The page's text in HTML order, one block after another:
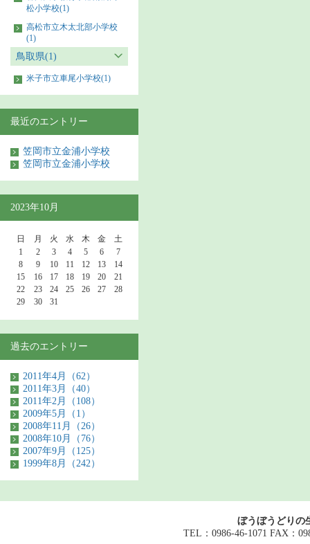
松小学校(1)
高松市立木太北部小学校
(1)
鳥取県(1)
米子市立車尾小学校(1)
最近のエントリー
笠岡市立金浦小学校
笠岡市立金浦小学校
2023年10月
日 月 火 水 木 金
土
1
2 3 4 5 6
7
8
9 10 11 12 13
14
15
16 17 18 19 20
21
22
23 24 25 26 27
28
29
30 31
過去のエントリー
2011年4月（62）
2011年3月（40）
2011年2月（108）
2009年5月（1）
2008年11月（26）
2008年10月（76）
2007年9月（125）
1999年8月（242）
ぼうぼうどりの
TEL：0986-46-1071 FAX：